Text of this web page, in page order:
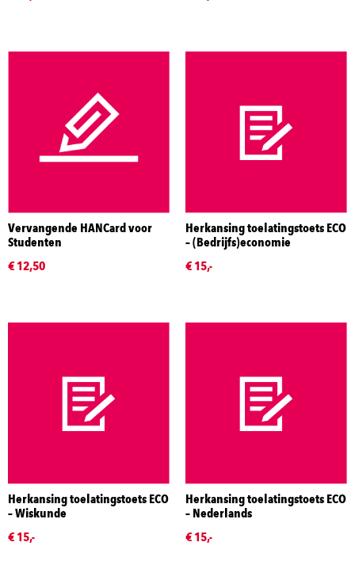
Vervangende HANCard voor
Studenten
€ 12,50
Herkansing toelatingstoets ECO
– (Bedrijfs)economie
€ 15,-
Herkansing toelatingstoets ECO
– Wiskunde
€ 15,-
Herkansing toelatingstoets ECO
– Nederlands
€ 15,-